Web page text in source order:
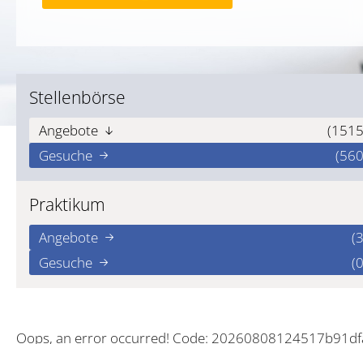
Stellenbörse
Angebote
Gesuche
Praktikum
Angebote
Gesuche
Oops, an error occurred! Code: